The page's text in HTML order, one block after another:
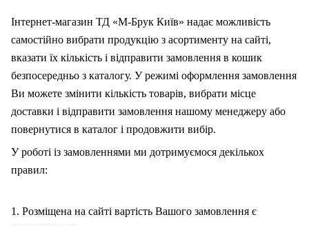
Інтернет-магазин ТД «М-Брук Київ» надає можливість
самостійно вибрати продукцію з асортименту на сайті,
вказати їх кількість і відправити замовлення в кошик
безпосередньо з каталогу. У режимі оформлення замовлення
Ви можете змінити кількість товарів, вибрати місце
доставки і відправити замовлення нашому менеджеру або
повернутися в каталог і продовжити вибір.
У роботі із замовленнями ми дотримуємося декількох
правил:
1. Розміщена на сайті вартість Вашого замовлення є